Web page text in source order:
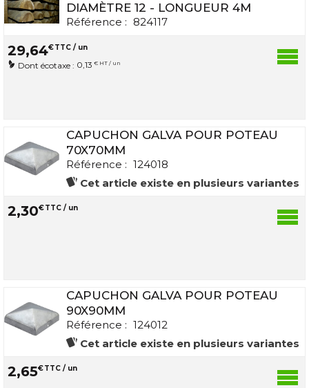
DIAMÈTRE 12 - LONGUEUR 4M
Référence : 824117
29,64€TTC / un
Dont écotaxe : 0,13 € HT / un
CAPUCHON GALVA POUR POTEAU
70X70MM
Référence : 124018
Cet article existe en plusieurs variantes
2,30€TTC / un
CAPUCHON GALVA POUR POTEAU
90X90MM
Référence : 124012
Cet article existe en plusieurs variantes
2,65€TTC / un